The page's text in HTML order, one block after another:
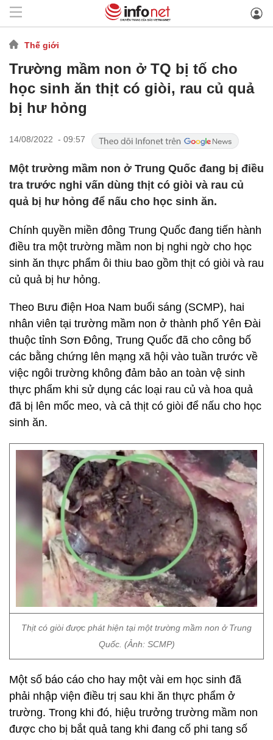
Thế giới
Trường mầm non ở TQ bị tố cho
học sinh ăn thịt có giòi, rau củ quả
bị hư hỏng
14/08/2022 - 09:57
Một trường mầm non ở Trung Quốc đang bị điều
tra trước nghi vấn dùng thịt có giòi và rau củ
quả bị hư hỏng để nấu cho học sinh ăn.
Chính quyền miền đông Trung Quốc đang tiến hành
điều tra một trường mầm non bị nghi ngờ cho học
sinh ăn thực phẩm ôi thiu bao gồm thịt có giòi và rau
củ quả bị hư hỏng.
Theo Bưu điện Hoa Nam buổi sáng (SCMP), hai
nhân viên tại trường mầm non ở thành phố Yên Đài
thuộc tỉnh Sơn Đông, Trung Quốc đã cho công bố
các bằng chứng lên mạng xã hội vào tuần trước về
việc ngôi trường không đảm bảo an toàn vệ sinh
thực phẩm khi sử dụng các loại rau củ và hoa quả
đã bị lên mốc meo, và cả thịt có giòi để nấu cho học
sinh ăn.
Thịt có giòi được phát hiện tại một trường mầm non ở Trung
Quốc. (Ảnh: SCMP)
Một số báo cáo cho hay một vài em học sinh đã
phải nhập viện điều trị sau khi ăn thực phẩm ở
trường. Trong khi đó, hiệu trưởng trường mầm non
được cho bị bắt quả tang khi đang cố phi tang số